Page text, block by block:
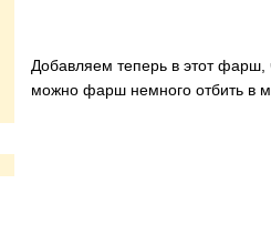
Добавляем теперь в этот фарш,
можно фарш немного отбить в